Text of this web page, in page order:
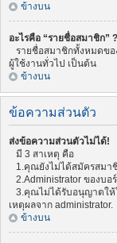
ข้างบน
อะไรคือ “รายชื่อสมาชิก” ?
รายชื่อสมาชิกทั้งหมดขอ
ผู้ใช้งานทั่วไป เป็นต้น
ข้างบน
ข้อความส่วนตัว
ส่งข้อความส่วนตัวไม่ได้!
มี 3 สาเหตุ คือ
1.คุณยังไม่ได้สมัครสมาชิ
2.Administrator ของบ
3.คุณไม่ได้รับอนุญาตให้
เหตุผลจาก administrator.
ข้างบน